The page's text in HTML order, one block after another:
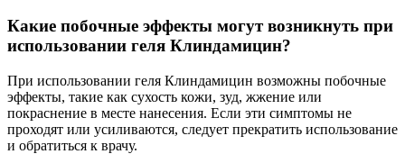
Какие побочные эффекты могут возникнуть при
использовании геля Клиндамицин?
При использовании геля Клиндамицин возможны побочные
эффекты, такие как сухость кожи, зуд, жжение или
покраснение в месте нанесения. Если эти симптомы не
проходят или усиливаются, следует прекратить использование
и обратиться к врачу.